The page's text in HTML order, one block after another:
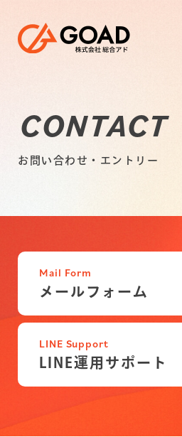
CONTACT
お問い合わせ・エントリー
Mail Form
メールフォーム
LINE Support
LINE運用サポート